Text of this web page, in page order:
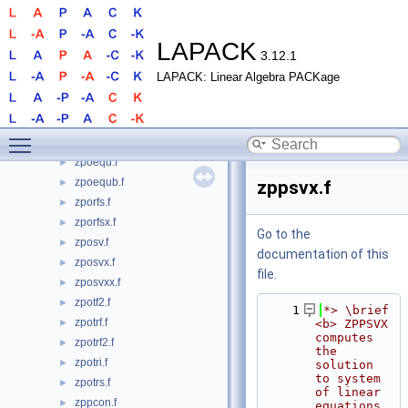
LAPACK 3.12.1
LAPACK: Linear Algebra PACKage
► zpbtrf.f
► zpbtrs.f
► zpftrf.f
► zpftri.f
► zpftrs.f
► zpoequ.f
► zpoequb.f
► zporfs.f
► zporfsx.f
► zposv.f
► zposvx.f
► zposvxx.f
► zpotf2.f
► zpotrf.f
► zpotrf2.f
► zpotri.f
► zpotrs.f
► zppcon.f
zppsvx.f
Go to the
documentation of this
file.
    1
*> \brief
<b> ZPPSVX
computes
the
solution
to system
of linear